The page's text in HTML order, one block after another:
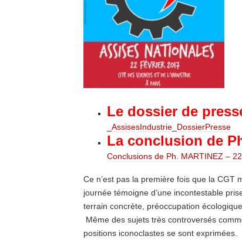
Le dossier de
_AssisesIndustrie_DossierPresse
La conclusion de
Conclusions de Ph. MARTINEZ –
Ce n’est pas la première fois que la CGT
journée témoigne d’une incontestable
terrain concrète, préoccupation
Même des sujets très controversés
positions iconoclastes se sont exprimées.